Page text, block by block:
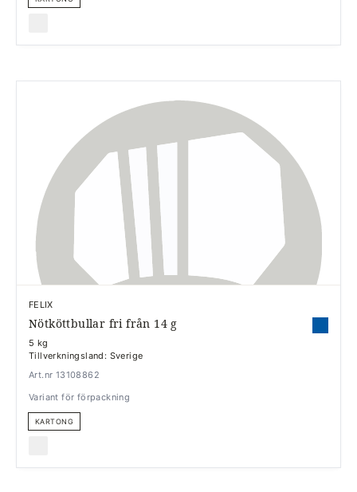
FELIX
Nötköttbullar fri från 14 g
5 kg
Tillverkningsland: Sverige
Art.nr 13108862
Variant för förpackning
KARTONG